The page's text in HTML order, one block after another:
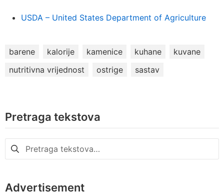
USDA – United States Department of Agriculture
barene kalorije kamenice kuhane
kuvane
nutritivna vrijednost
ostrige sastav
Pretraga tekstova
Pretraga
za:
Advertisement